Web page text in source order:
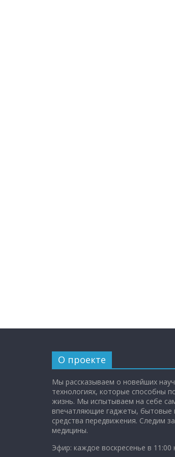
О проекте
Мы рассказываем о новейших
технологиях, которые способны
жизнь. Мы испытываем на себе
впечатляющие гаджеты, бытовые
средства передвижения. Следим
медицины.
Эфир: каждое воскресенье в 11:00